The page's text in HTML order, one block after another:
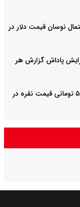
دلار یکشنبه ۱۸ مرداد ۱۴۰۵ / احتمال نوسان قیمت دلار در
پاداش گزارش هر
قیمت نقره امروز شنبه ۱۷ مرداد ۱۴۰۵ / کاهش ۵۰۰ تومانی قیمت نقره در
تودرتوی خودروساز